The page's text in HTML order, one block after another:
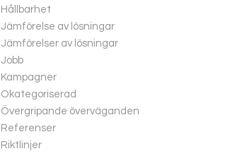
Hållbarhet
Jämförelse av lösningar
Jämförelser av lösningar
Jobb
Kampagner
Okategoriserad
Övergripande överväganden
Referenser
Riktlinjer